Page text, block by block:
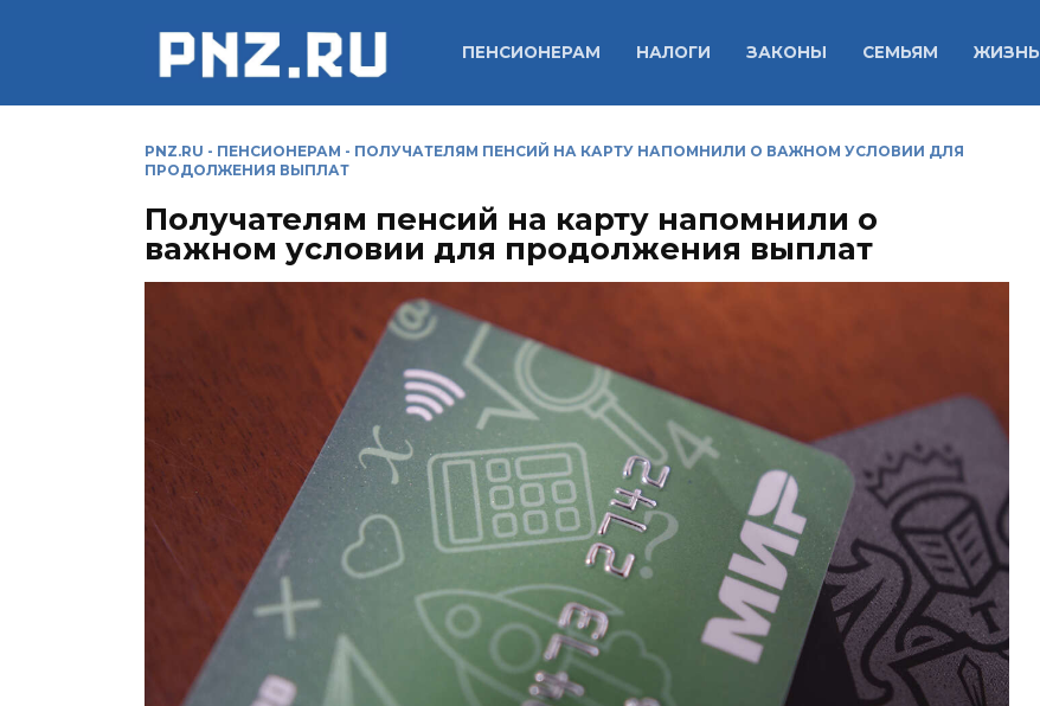
ПЕНСИОНЕРАМ НАЛОГИ ЗАКОНЫ СЕМЬЯМ ЖИЗНЬ
PNZ.RU - ПЕНСИОНЕРАМ - ПОЛУЧАТЕЛЯМ ПЕНСИЙ НА КАРТУ НАПОМНИЛИ О ВАЖНОМ УСЛОВИИ ДЛЯ
ПРОДОЛЖЕНИЯ ВЫПЛАТ
Получателям пенсий на карту напомнили о
важном условии для продолжения выплат